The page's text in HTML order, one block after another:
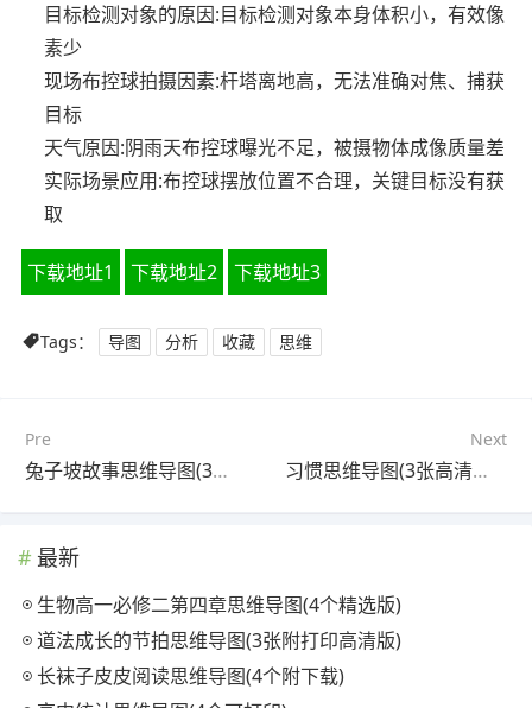
目标检测对象的原因:目标检测对象本身体积小，有效像
素少
现场布控球拍摄因素:杆塔离地高，无法准确对焦、捕获
目标
天气原因:阴雨天布控球曝光不足，被摄物体成像质量差
实际场景应用:布控球摆放位置不合理，关键目标没有获
取
下载地址1 下载地址2 下载地址3
Tags： 导图 分析 收藏 思维
Pre
兔子坡故事思维导图(3张附打印高清版)
Next
习惯思维导图(3张高清晰可打印)
最新
生物高一必修二第四章思维导图(4个精选版)
道法成长的节拍思维导图(3张附打印高清版)
长袜子皮皮阅读思维导图(4个附下载)